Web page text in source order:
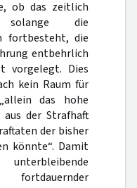
ob das zeitlich
solange die
fortbesteht, die
entbehrlich
vorgelegt. Dies
kein Raum für
das hohe
der Strafhaft
der bisher
könnte“. Damit
fortdauernder